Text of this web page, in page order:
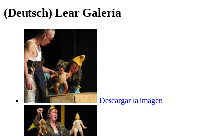
(Deutsch) Lear Galería
Descargar la imagen